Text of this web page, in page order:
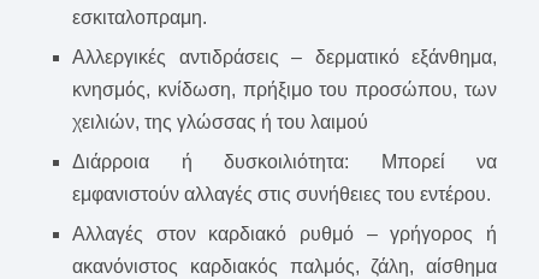
εσκιταλοπραμη.
Αλλεργικές αντιδράσεις – δερματικό εξάνθημα,
κνησμός, κνίδωση, πρήξιμο του προσώπου, των
χειλιών, της γλώσσας ή του λαιμού
Διάρροια ή δυσκοιλιότητα: Μπορεί να
εμφανιστούν αλλαγές στις συνήθειες του εντέρου.
Αλλαγές στον καρδιακό ρυθμό – γρήγορος ή
ακανόνιστος καρδιακός παλμός, ζάλη, αίσθημα